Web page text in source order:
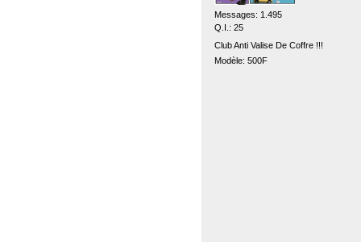
Messages: 1.495
Q.I.: 25
Club Anti Valise De Coffre !!!
Modèle: 500F